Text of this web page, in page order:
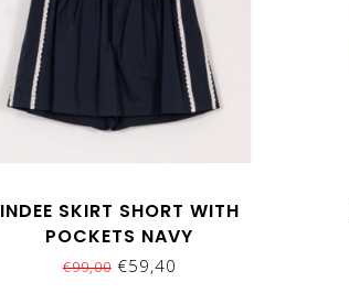
INDEE SKIRT SHORT WITH
POCKETS NAVY
€99,00€59,40